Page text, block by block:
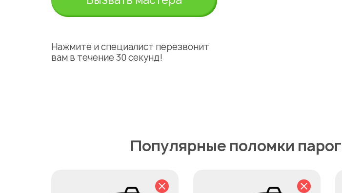
Нажмите и специалист перезвонит
вам в течение 30 секунд!
Популярные поломки